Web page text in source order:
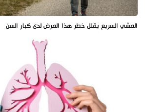
المشي السريع يقلل خطر هذا المرض لدى كبار السن